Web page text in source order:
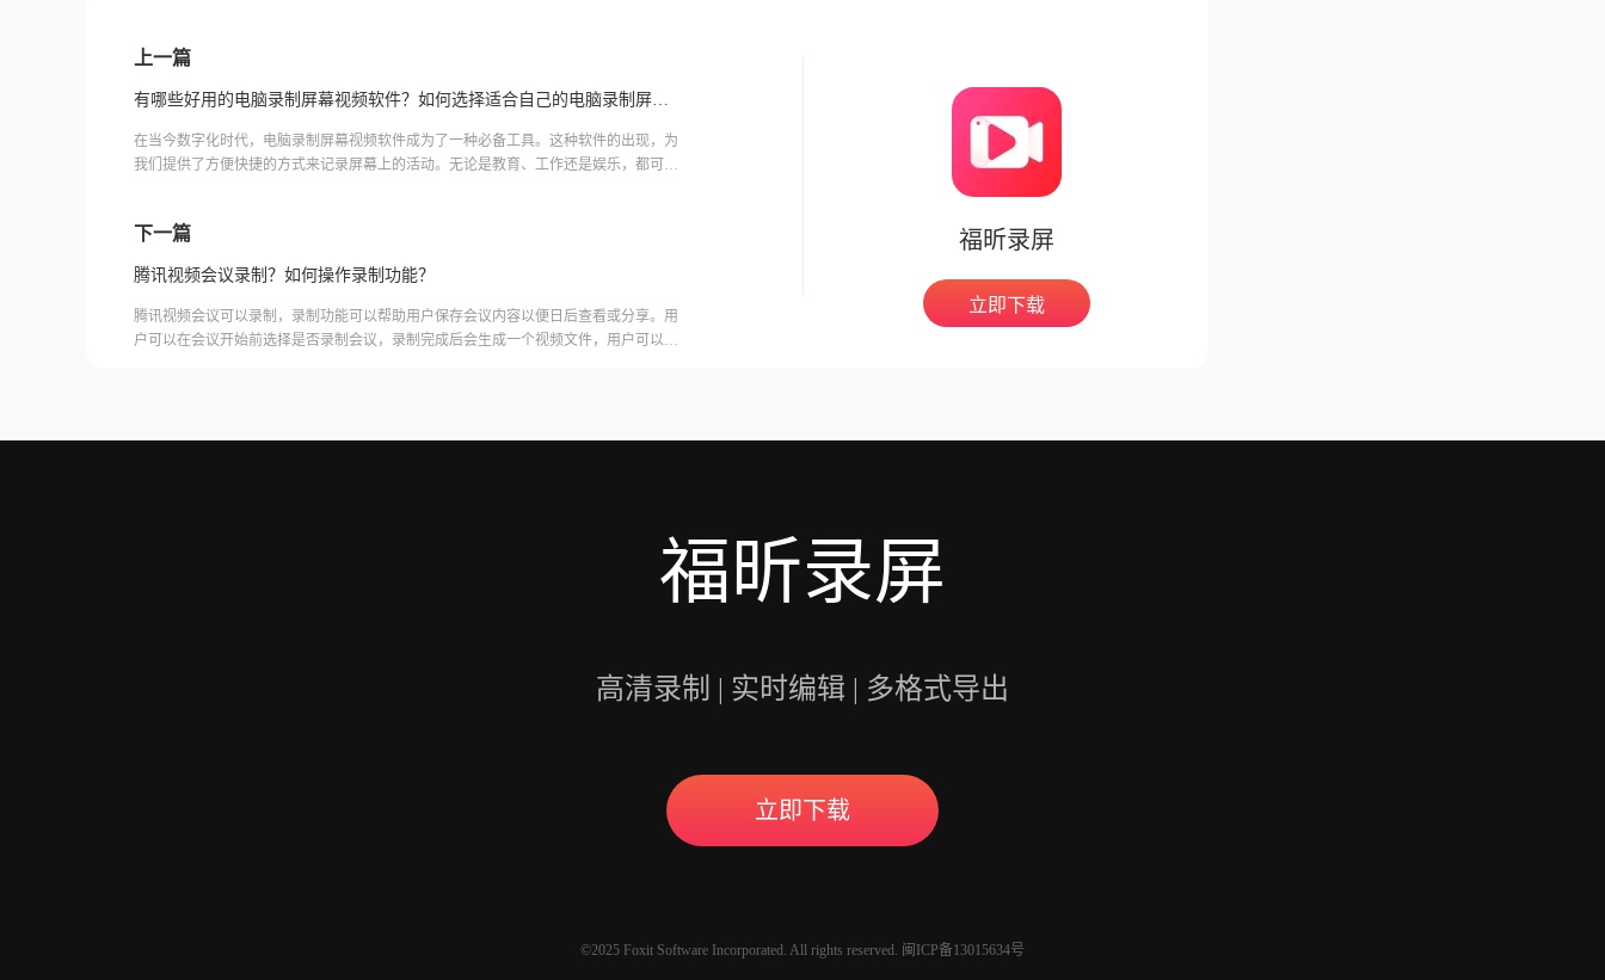
上一篇
有哪些好用的电脑录制屏幕视频软件？如何选择适合自己的电脑录制屏幕视频软件？
在当今数字化时代，电脑录制屏幕视频软件成为了一种必备工具。这种软件的出现，为
我们提供了方便快捷的方式来记录屏幕上的活动。无论是教育、工作还是娱乐，都可以
下一篇
腾讯视频会议录制？如何操作录制功能？
腾讯视频会议可以录制，录制功能可以帮助用户保存会议内容以便日后查看或分享。用
户可以在会议开始前选择是否录制会议，录制完成后会生成一个视频文件，用户可以在
福昕录屏
立即下载
福昕录屏
高清录制 | 实时编辑 | 多格式导出
立即下载
©2025 Foxit Software Incorporated. All rights reserved. 闽ICP备13015634号